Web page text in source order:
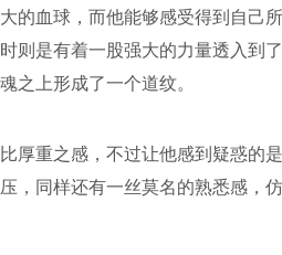
的血球，而他能够感受得到自己
则是有着一股强大的力量透入到
之上形成了一个道纹。
厚重之感，不过让他感到疑惑的
，同样还有一丝莫名的熟悉感，